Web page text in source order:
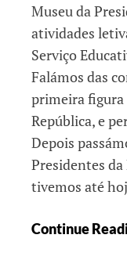
Museu da
atividades
Serviço
Falámos das
primeira figura
República, e
Depois
Presidentes
tivemos até
Continue